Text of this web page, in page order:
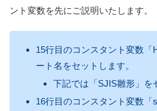
ント変数を先にご説明いたします。
15行目のコンスタント変数「
ート名をセットします。
下記では「SJIS雛形」を
16行目のコンスタント変数「